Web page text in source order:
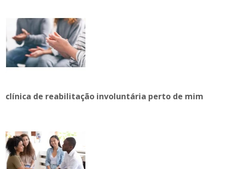
clínica de reabilitação involuntária perto de mim